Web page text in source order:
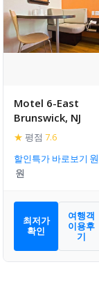
Motel 6-East
Brunswick, NJ
★ 평점 7.6
할인특가 바로보기
최저가
확인
여행객
이용후
기